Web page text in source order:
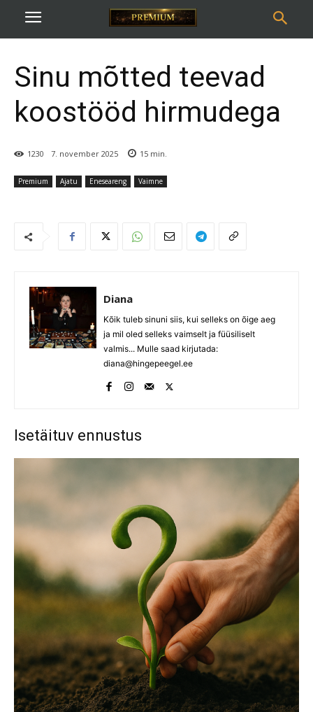
Sinu mõtted teevad
koostööd hirmudega
1230 7. november 2025 15 min.
Premium Ajatu Eneseareng Vaimne
Diana
Kõik tuleb sinuni siis, kui selleks on õige aeg
ja mil oled selleks vaimselt ja füüsiliselt
valmis... Mulle saad kirjutada:
diana@hingepeegel.ee
Isetäituv ennustus